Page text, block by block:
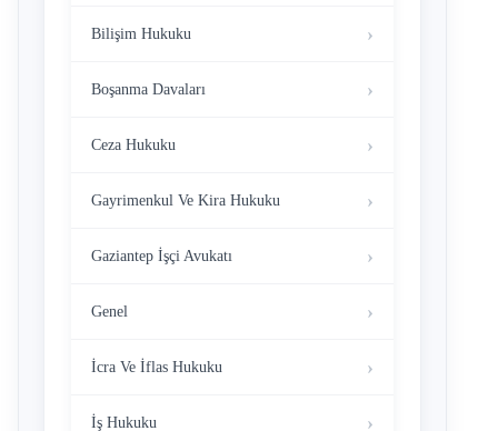
Bilişim Hukuku
Boşanma Davaları
Ceza Hukuku
Gayrimenkul Ve Kira Hukuku
Gaziantep İşçi Avukatı
Genel
İcra Ve İflas Hukuku
İş Hukuku